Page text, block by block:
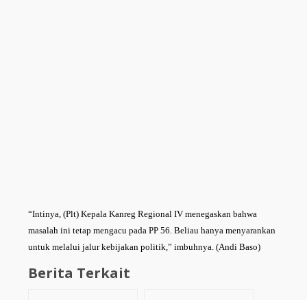
“Intinya, (Plt) Kepala Kanreg Regional IV menegaskan bahwa
masalah ini tetap mengacu pada PP 56. Beliau hanya menyarankan
untuk melalui jalur kebijakan politik,” imbuhnya. (Andi Baso)
Berita Terkait